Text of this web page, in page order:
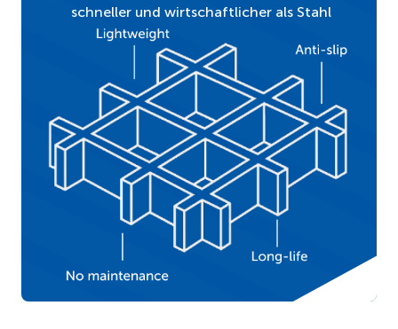
schneller und wirtschaftlicher als Stahl